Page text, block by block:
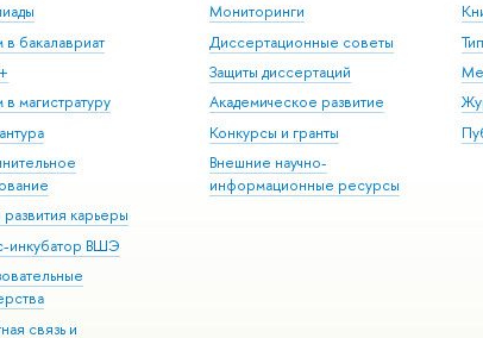
бакалавриат
магистратуру
карьеры
инкубатор ВШЭ
связь и
Мониторинги
Диссертационные советы
Защиты диссертаций
Академическое развитие
Конкурсы и гранты
Внешние научно-
информационные ресурсы